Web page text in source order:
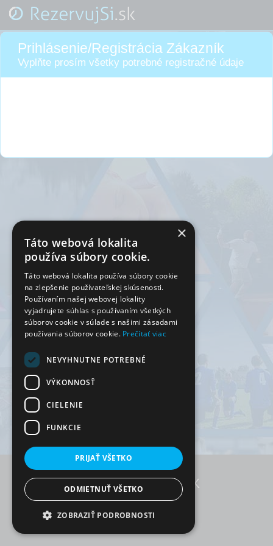
Prihlásenie/Registrácia Zákazník
Vyplňte prosím všetky potrebné registračné údaje
×
Táto webová lokalita
používa súbory cookie.
Táto webová lokalita používa súbory cookie
na zlepšenie používateľskej skúsenosti.
Používaním našej webovej lokality
vyjadrujete súhlas s používaním všetkých
súborov cookie v súlade s našimi zásadami
používania súborov cookie. Prečítať viac
NEVYHNUTNE POTREBNÉ
VÝKONNOSŤ
CIELENIE
FUNKCIE
PRIJAŤ VŠETKO
ODMIETNUŤ VŠETKO
ZOBRAZIŤ PODROBNOSTI